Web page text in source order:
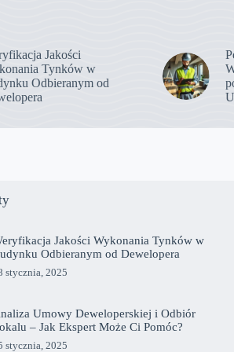
Jakości
Tynków w
Odbieranym od
Jakości Wykonania Tynków w
Odbieranym od Dewelopera
stycznia, 2025
Umowy Deweloperskiej i Odbiór
– Jak Ekspert Może Ci Pomóc?
stycznia, 2025